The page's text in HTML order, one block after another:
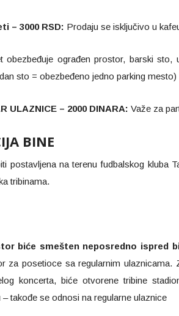
– 3000 RSD: Prodaju se isključivo u
obezbeđuje ograđen prostor, barski sto,
sto = obezbeđeno jedno parking mesto)
ULAZNICE – 2000 DINARA: Važe za
BINE
postavljena na terenu fudbalskog kluba
tribinama.
biće smešten neposredno ispred
za posetioce sa regularnim
koncerta, biće otvorene tribine
– takođe se odnosi na regularne ulaznice